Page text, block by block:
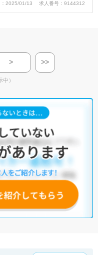
：2025/01/13 求人番号：9144312
> >>
中）